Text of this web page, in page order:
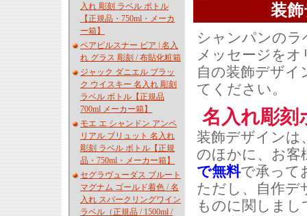
入れ 彫刻 ラベル ボトル
【正規品・750ml・メーカ
ー箱】
ペアピルスナー ビア | 名入
れ グラス 彫刻 / 布貼化粧箱
ジャック ダニエル ブラッ
ク ウイスキー 名入れ 彫刻
ラベル ボトル【正規品
700ml メーカー箱】
モエ エ シャンドン アンペ
リアル ブリュット 名入れ
彫刻 ラベル ボトル【正規
品・750ml・メーカー箱】
セグラヴューダス ブルート
マグナム ゴールド着色 / 名
入れ スパークリングワイン
ラベル（正規品 / 1500ml /
装
シャンパンの
メッセージを
自の装飾デザ
てください。
名入れ彫刻
装飾デザインは
のほかに、お客
で無料で承って
ただし、自作デ
ものに関しま